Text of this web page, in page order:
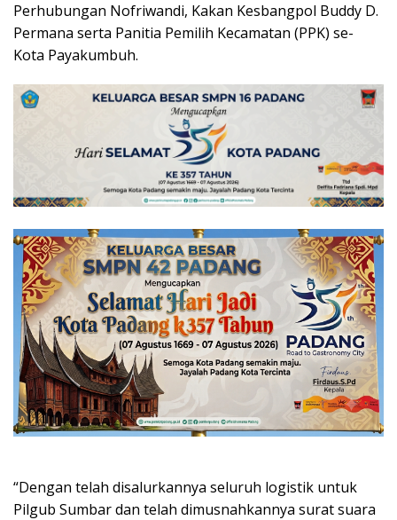
Perhubungan Nofriwandi, Kakan Kesbangpol Buddy D.
Permana serta Panitia Pemilih Kecamatan (PPK) se-
Kota Payakumbuh.
“Dengan telah disalurkannya seluruh logistik untuk
Pilgub Sumbar dan telah dimusnahkannya surat suara